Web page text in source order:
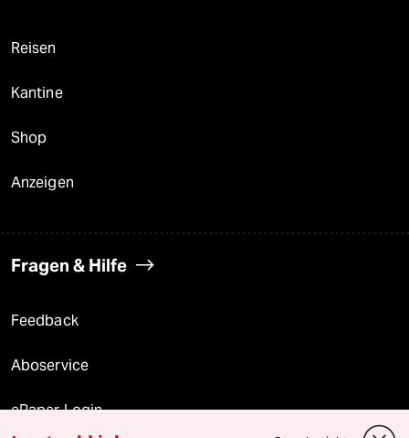
Reisen
Kantine
Shop
Anzeigen
Fragen & Hilfe
Feedback
Aboservice
ePaper Login